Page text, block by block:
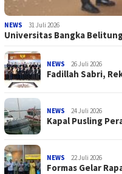
NEWS 31 Juli 2026
Universitas Bangka
NEWS 26 Juli 2026
Fadillah Sabri,
NEWS 24 Juli 2026
Kapal Pusling
NEWS 22 Juli 2026
Formas Gelar